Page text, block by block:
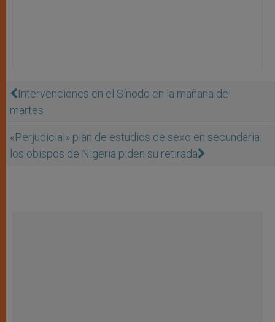
Intervenciones en el Sínodo en la mañana del
martes
«Perjudicial» plan de estudios de sexo en secundaria:
los obispos de Nigeria piden su retirada